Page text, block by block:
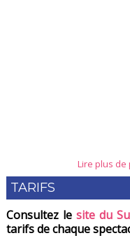
Lire plus de
TARIFS
Consultez lesite du
tarifs de chaque